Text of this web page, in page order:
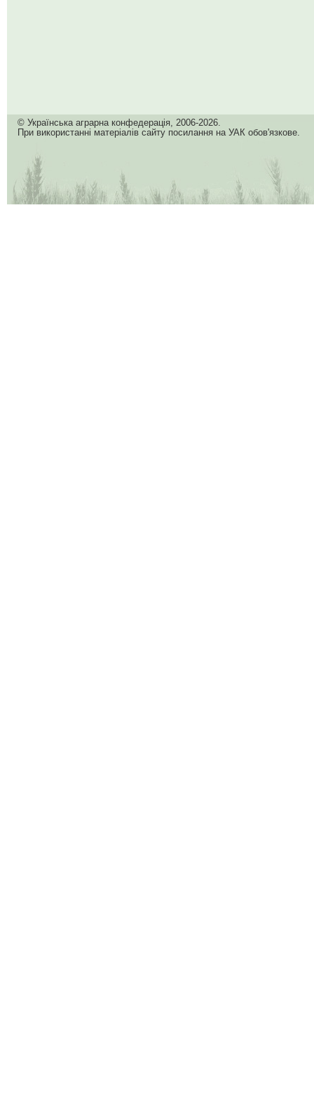
© Українська аграрна конфедерація, 2006-2026.
При використанні матеріалів сайту посилання на УАК обов'язкове.